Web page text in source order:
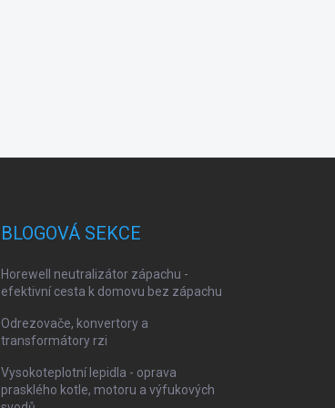
BLOGOVÁ SEKCE
Horewell neutralizátor zápachu -
efektivní cesta k domovu bez zápachu
Odrezovače, konvertory a
transformátory rzi
Vysokoteplotní lepidla - oprava
prasklého kotle, motoru a výfukových